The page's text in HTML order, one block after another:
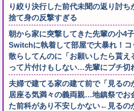
り絞り決行した前代未聞の返り討
捨て身の反撃すぎる
朝から家に突撃してきた先輩の小4
Switchに執着して部屋で大暴れ！コ
散らしてんのに「お願いしたら貰え
って片付けもしない…先輩にブチ切
夫婦で建てる家の建て前で「見るの
居座る気満々の義両親…地鎮祭でお
た前科があり不安しかない←見るの